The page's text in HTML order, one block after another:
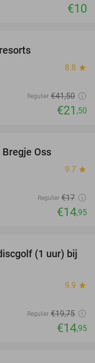
€10
8.8 star
Regulier €41,50
€21 ,50
Oss
9.7 star
Regulier €17
€14,95
24%
(1 uur) bij
9.9 star
Regulier €19,75
€14,95